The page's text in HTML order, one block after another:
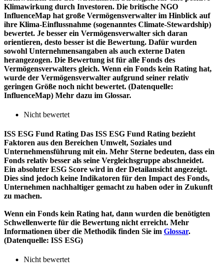
Klimawirkung durch Investoren. Die britische NGO
InfluenceMap hat große Vermögensverwalter im Hinblick auf
ihre Klima-Einflussnahme (sogenanntes Climate-Stewardship)
bewertet. Je besser ein Vermögensverwalter sich daran
orientieren, desto besser ist die Bewertung. Dafür wurden
sowohl Unternehmensangaben als auch externe Daten
herangezogen. Die Bewertung ist für alle Fonds des
Vermögensverwalters gleich. Wenn ein Fonds kein Rating hat,
wurde der Vermögensverwalter aufgrund seiner relativ
geringen Größe noch nicht bewertet. (Datenquelle:
InfluenceMap) Mehr dazu im Glossar.
Nicht bewertet
ISS ESG Fund Rating Das ISS ESG Fund Rating bezieht
Faktoren aus den Bereichen Umwelt, Soziales und
Unternehmensführung mit ein. Mehr Sterne bedeuten, dass ein
Fonds relativ besser als seine Vergleichsgruppe abschneidet.
Ein absoluter ESG Score wird in der Detailansicht angezeigt.
Dies sind jedoch keine Indikatoren für den Impact des Fonds,
Unternehmen nachhaltiger gemacht zu haben oder in Zukunft
zu machen.
Wenn ein Fonds kein Rating hat, dann wurden die benötigten
Schwellenwerte für die Bewertung nicht erreicht. Mehr
Informationen über die Methodik finden Sie im Glossar.
(Datenquelle: ISS ESG)
Nicht bewertet